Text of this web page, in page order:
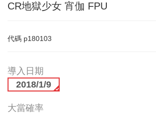
CR地獄少女 宵伽 FPU
代碼 p180103
導入日期
2018/1/9
大當確率